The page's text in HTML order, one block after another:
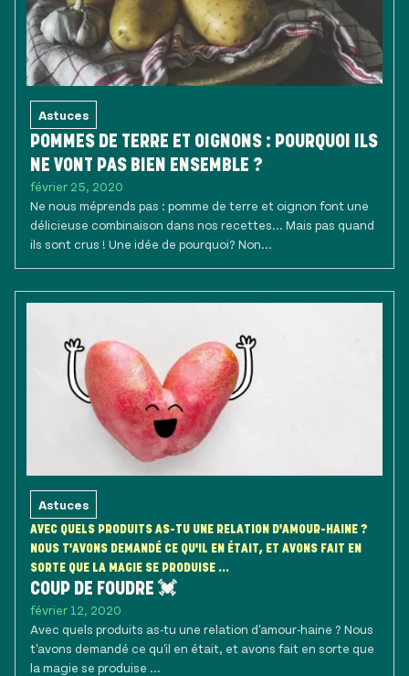
Astuces
POMMES DE TERRE ET OIGNONS : POURQUOI ILS
NE VONT PAS BIEN ENSEMBLE ?
février 25, 2020
Ne nous méprends pas : pomme de terre et oignon font une
délicieuse combinaison dans nos recettes... Mais pas quand
ils sont crus ! Une idée de pourquoi? Non...
Astuces
AVEC QUELS PRODUITS AS-TU UNE RELATION D'AMOUR-HAINE ?
NOUS T'AVONS DEMANDÉ CE QU'IL EN ÉTAIT, ET AVONS FAIT EN
SORTE QUE LA MAGIE SE PRODUISE ...
COUP DE FOUDRE 💓
février 12, 2020
Avec quels produits as-tu une relation d'amour-haine ? Nous
t'avons demandé ce qu'il en était, et avons fait en sorte que
la magie se produise ...